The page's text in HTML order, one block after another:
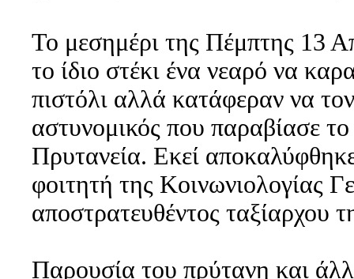
Το μεσημέρι της Πέμπτης 13
το ίδιο στέκι ένα νεαρό να
πιστόλι αλλά κατάφεραν να
αστυνομικός που παραβίασε
Πρυτανεία. Εκεί
φοιτητή της Κοινωνιολογίας
αποστρατευθέντος ταξίαρχου
Παρουσία του πρύτανη και